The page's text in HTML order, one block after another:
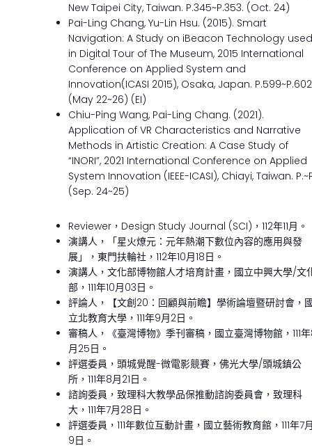
New Taipei City, Taiwan. P.345~P.353. (Oct. 24)
Pai-Ling Chang, Yu-Lin Hsu. (2015). Smart
Navigation: A Study on iBeacon Technology used
in Digital Tour of The Museum, 2015 International
Conference on Applied System and
Innovation(ICASI 2015), Osaka, Japan.
(May 22~26) (EI)
Chiu-Ping Wang, Pai-Ling Chang. (2021).
Application of VR Characteristics and Narrative
Methods in Artistic Creation: A Case Study of
“INORI”, 2021 International Conference on Applied
System Innovation (IEEE-ICASI), Chiayi, Taiwan.
(Sep. 24~25)
Reviewer，Design Study Journal (SCI)，112年11月。
演講人，「星火燎元：元年熱潮下數位內容的應用與發
展」，東門扶輪社，112年10月18日。
演講人，文化部博物館人才培育計畫，國立中興大學/文
部，111年10月03日。
評論人，【文創20：回顧與前瞻】學術論壇暨研討會，
立北教育大學，111年9月2日。
審稿人，《臺灣博物》季刊審稿，國立臺灣博物館，111
月25日。
評選委員，頭城覺醒-微電影競賽，佛光大學/頭城鎮公
所，111年8月21日。
諮詢委員，致理科大教學品保推動諮詢委員會，致理科
大，111年7月28日。
評選委員，111年數位互動計畫，國立藝術教育館，111年7
9日。